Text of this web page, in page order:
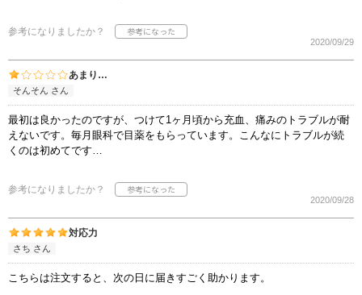
参考になりましたか？
2020/09/29
あまり…
そんそん さん
最初は良かったのですが、つけて1ヶ月頃から充血、痛みのトラブルが耐
えないです。毎月眼科で目薬をもらっています。こんなにトラブルが続
くのは初めてです…
参考になりましたか？
2020/09/28
対応力
さち さん
こちらは注文すると、次の日に届きすごく助かります。